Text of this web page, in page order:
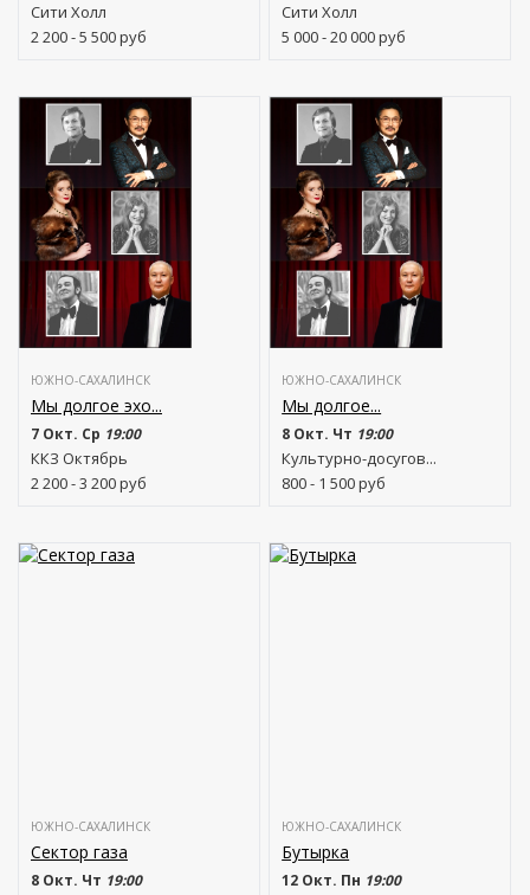
Сити Холл
2 200 - 5 500руб
Сити Холл
5 000 - 20 000руб
ЮЖНО-САХАЛИНСК
Мы долгое эхо...
7 Окт. Ср 19:00
ККЗ Октябрь
2 200 - 3 200руб
ЮЖНО-САХАЛИНСК
Мы долгое...
8 Окт. Чт 19:00
Культурно-досугов...
800 - 1 500руб
ЮЖНО-САХАЛИНСК
Сектор газа
8 Окт. Чт 19:00
ЮЖНО-САХАЛИНСК
Бутырка
12 Окт. Пн 19:00